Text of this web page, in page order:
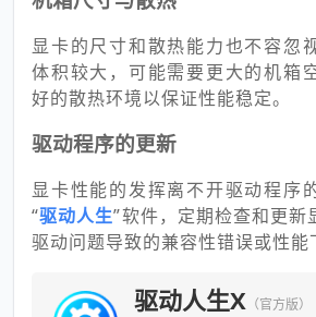
显卡的尺寸和散热能力也不容忽
体积较大，可能需要更大的机箱
好的散热环境以保证性能稳定。
驱动程序的更新
显卡性能的发挥离不开驱动程序
“驱动人生”软件，定期检查和更新
驱动问题导致的兼容性错误或性能
驱动人生X （官方版）